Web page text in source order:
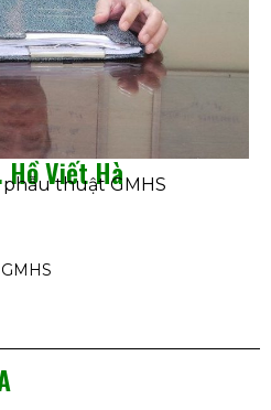
Hồ Viết Hà
thuật GMHS